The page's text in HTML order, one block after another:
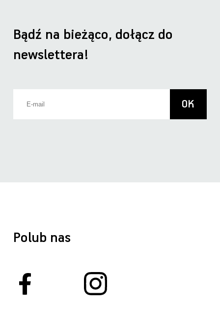
Polub nas
Bądź na bieżąco, dołącz do
newslettera!